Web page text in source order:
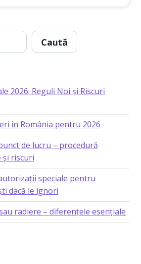
ESENȚIALE Caută
2026: Reguli Noi și Riscuri
în România pentru 2026
de lucru – procedură
și riscuri
speciale pentru
dacă le ignori
radiere – diferențele esențiale